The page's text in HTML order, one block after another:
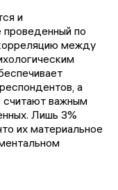
и
по
между
а
считают важным
Лишь 3%
их материальное